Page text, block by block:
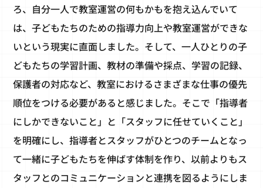
ろ、自分一人で教室運営の何もかもを抱え込んでいて
は、子どもたちのための指導力向上や教室運営ができな
いという現実に直面しました。そして、一人ひとりの子
どもたちの学習計画、教材の準備や採点、学習の記録、
保護者の対応など、教室におけるさまざまな仕事の優先
順位をつける必要があると感じました。そこで「指導者
にしかできないこと」と「スタッフに任せていくこと」
を明確にし、指導者とスタッフがひとつのチームとなっ
て一緒に子どもたちを伸ばす体制を作り、以前よりもス
タッフとのコミュニケーションと連携を図るようにしま